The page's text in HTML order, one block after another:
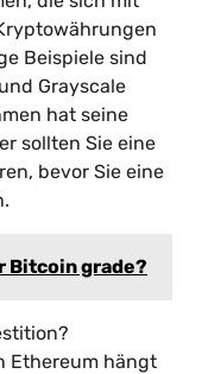
Beispiele sind
Grayscale
hat seine
sollten Sie eine
bevor Sie eine
Bitcoin grade?
Ethereum hängt